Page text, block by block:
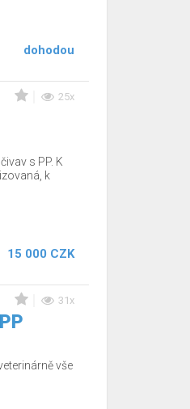
dohodou
25x
s PP. K
k
15 000 CZK
31x
vše